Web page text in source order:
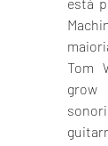
Tom